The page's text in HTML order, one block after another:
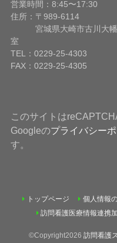
営業時間：8:45〜17:30
住所：〒989-6114
宮城県大崎市古川大幡
室
TEL：0229-25-4303
FAX：0229-25-4305
このサイトは
Googleのプライバシー
す。
トップページ 個人情報
訪問看護医療情報連携
©Copyright2026 訪問看護